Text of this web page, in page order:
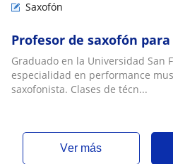
Saxofón
Profesor de saxofón
Graduado en la Universidad San
especialidad en performance
saxofonista. Clases de técn...
ver más